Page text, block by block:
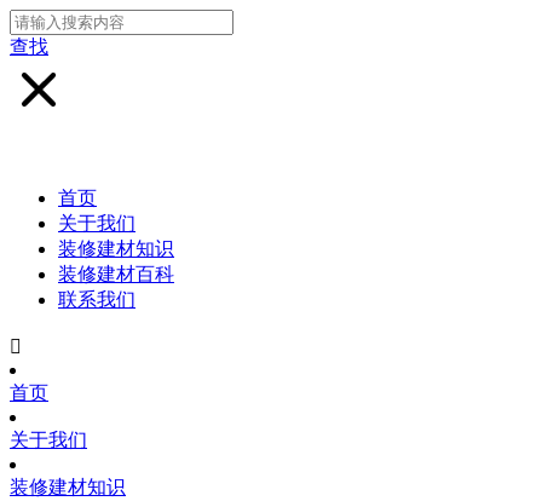
查找
首页
关于我们
装修建材知识
装修建材百科
联系我们

首页
关于我们
装修建材知识